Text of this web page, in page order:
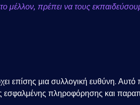
μέλλον, πρέπει να τους
επίσης μια συλλογική ευθύνη.
εσφαλμένης πληροφόρησης και